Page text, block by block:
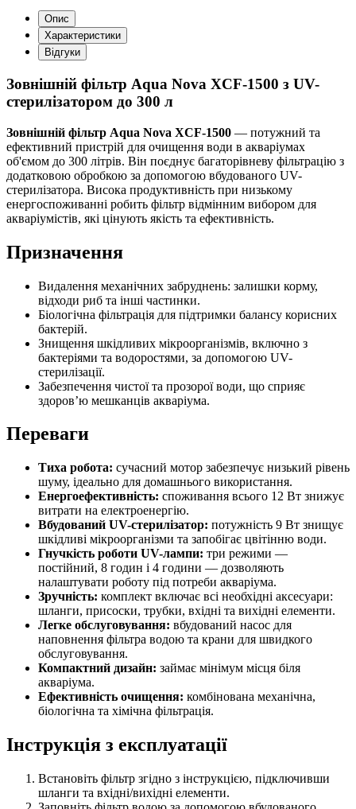
Опис
Характеристики
Відгуки
Зовнішній фільтр Aqua Nova XCF-1500 з UV-
стерилізатором до 300 л
Зовнішній фільтр Aqua Nova XCF-1500 — потужний та
ефективний пристрій для очищення води в акваріумах
об'ємом до 300 літрів. Він поєднує багаторівневу фільтрацію з
додатковою обробкою за допомогою вбудованого UV-
стерилізатора. Висока продуктивність при низькому
енергоспоживанні робить фільтр відмінним вибором для
акваріумістів, які цінують якість та ефективність.
Призначення
Видалення механічних забруднень: залишки корму,
відходи риб та інші частинки.
Біологічна фільтрація для підтримки балансу корисних
бактерій.
Знищення шкідливих мікроорганізмів, включно з
бактеріями та водоростями, за допомогою UV-
стерилізації.
Забезпечення чистої та прозорої води, що сприяє
здоров’ю мешканців акваріума.
Переваги
Тиха робота: сучасний мотор забезпечує низький рівень
шуму, ідеально для домашнього використання.
Енергоефективність: споживання всього 12 Вт знижує
витрати на електроенергію.
Вбудований UV-стерилізатор: потужність 9 Вт знищує
шкідливі мікроорганізми та запобігає цвітінню води.
Гнучкість роботи UV-лампи: три режими —
постійний, 8 годин і 4 години — дозволяють
налаштувати роботу під потреби акваріума.
Зручність: комплект включає всі необхідні аксесуари:
шланги, присоски, трубки, вхідні та вихідні елементи.
Легке обслуговування: вбудований насос для
наповнення фільтра водою та крани для швидкого
обслуговування.
Компактний дизайн: займає мінімум місця біля
акваріума.
Ефективність очищення: комбінована механічна,
біологічна та хімічна фільтрація.
Інструкція з експлуатації
Встановіть фільтр згідно з інструкцією, підключивши
шланги та вхідні/вихідні елементи.